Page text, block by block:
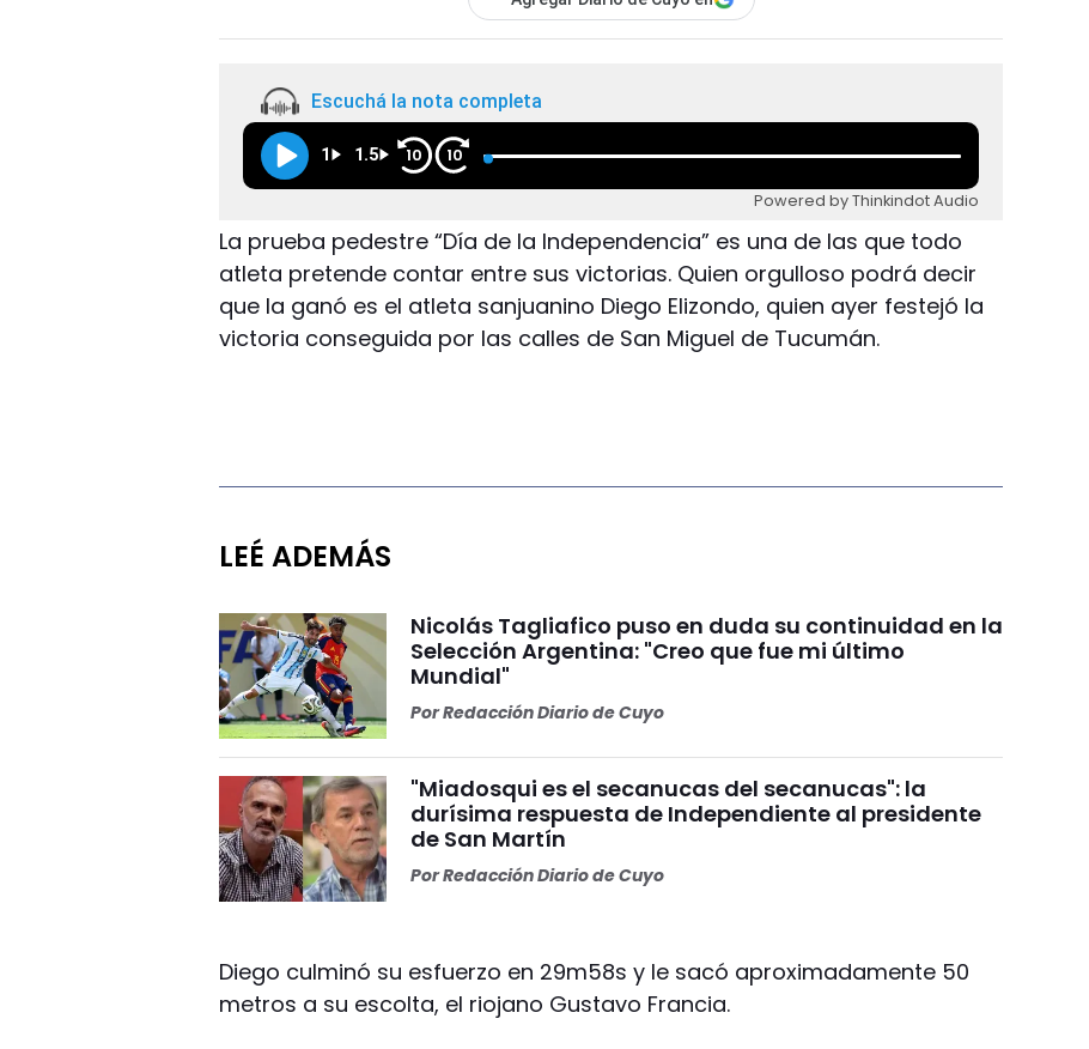
Escuchá la nota completa
1 1.5 10 10
Powered by Thinkindot Audio
La prueba pedestre “Día de la Independencia” es una de las que todo
atleta pretende contar entre sus victorias. Quien orgulloso podrá decir
que la ganó es el atleta sanjuanino Diego Elizondo, quien ayer festejó la
victoria conseguida por las calles de San Miguel de Tucumán.
LEÉ ADEMÁS
Nicolás Tagliafico puso en duda su continuidad en la
Selección Argentina: "Creo que fue mi último
Mundial"
PorRedacción Diario de Cuyo
"Miadosqui es el secanucas del secanucas": la
durísima respuesta de Independiente al presidente
de San Martín
PorRedacción Diario de Cuyo
Diego culminó su esfuerzo en 29m58s y le sacó aproximadamente 50
metros a su escolta, el riojano Gustavo Francia.